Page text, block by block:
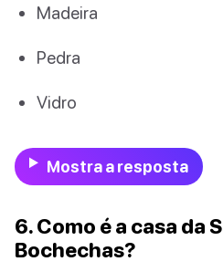
Madeira
Pedra
Vidro
Mostra a resposta
6. Como é a casa da
Bochechas?